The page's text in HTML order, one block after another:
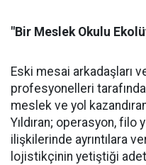
"Bir Meslek Okulu
Eski mesai arkadaşları
profesyonelleri
meslek ve yol
Yıldıran; operasyon,
ilişkilerinde ayrıntılara
lojistikçinin yetiştiği